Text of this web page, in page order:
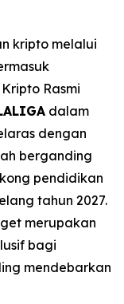
kripto melalui
Rasmi
dalam
dengan
berganding
pendidikan
tahun 2027.
merupakan
bagi
mendebarkan